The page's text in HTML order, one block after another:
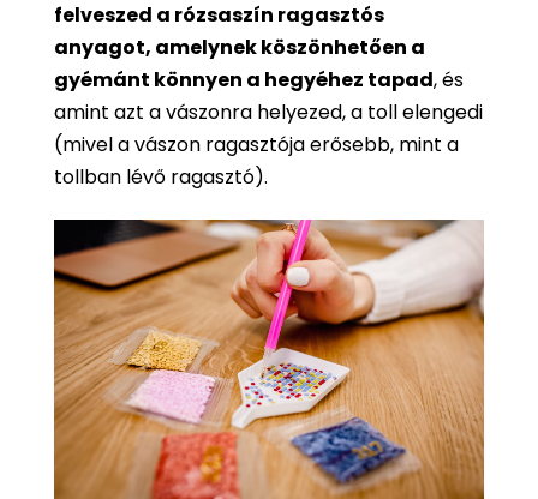
felveszed a rózsaszín ragasztós
anyagot, amelynek köszönhetően a
gyémánt könnyen a hegyéhez tapad, és
amint azt a vászonra helyezed, a toll elengedi
(mivel a vászon ragasztója erősebb, mint a
tollban lévő ragasztó).